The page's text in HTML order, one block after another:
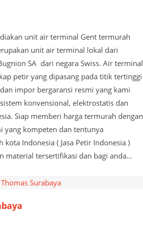
unit air terminal Gent termurah
unit air terminal lokal dari
SA dari negara Swiss. Air terminal
petir yang dipasang pada titik tertinggi
impor bergaransi resmi yang kami
konvensional, elektrostatis dan
Siap memberi harga termurah dengan
yang kompeten dan tentunya
Indonesia ( Jasa Petir Indonesia )
material tersertifikasi dan bagi anda…